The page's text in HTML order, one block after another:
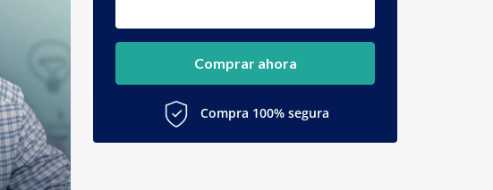
Comprar ahora
Compra 100% segura